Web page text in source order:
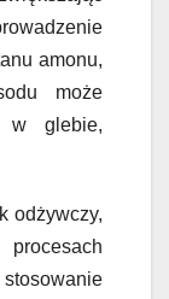
amonu,
może
w glebie,
odżywczy,